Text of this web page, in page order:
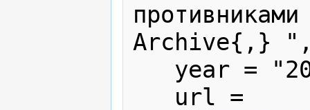
Archive{,}